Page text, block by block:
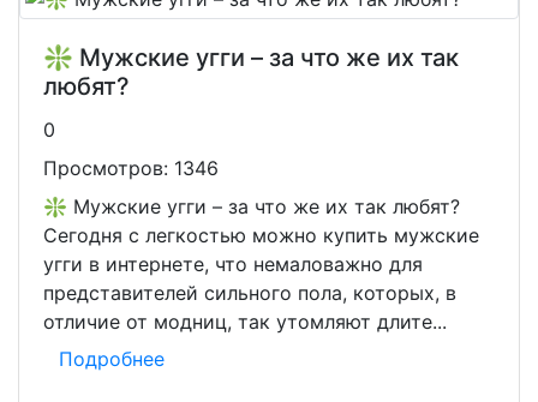
❇️ Мужские угги – за что же их так
любят?
0
Просмотров: 1346
❇️ Мужские угги – за что же их так любят?
Сегодня с легкостью можно купить мужские
угги в интернете, что немаловажно для
представителей сильного пола, которых, в
отличие от модниц, так утомляют длите...
Подробнее